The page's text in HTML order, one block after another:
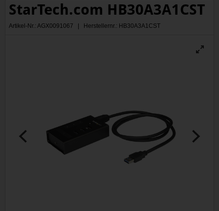
StarTech.com HB30A3A1CST
Artikel-Nr.: AGX0091067 | Herstellernr.: HB30A3A1CST